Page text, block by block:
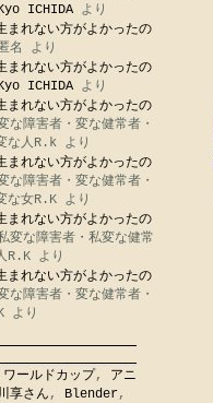
ICHIDAより
まれない方がよかったの
匿名
より
まれない方がよかったの
ICHIDAより
まれない方がよかったの
な障害者・変な健常者・
な人R.kより
まれない方がよかったの
な障害者・変な健常者・
な女R.Kより
まれない方がよかったの
変な障害者・私変な健常
R.Kより
まれない方がよかったの
な障害者・変な健常者・
より
ワールドカップ, アニ
享さん , Blender,